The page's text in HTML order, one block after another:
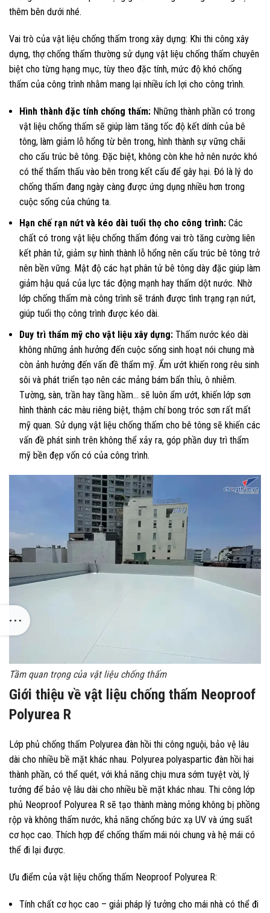
thêm bên dưới nhé.
Vai trò của vật liệu chống thấm trong xây dựng: Khi thi công xây
dựng, thợ chống thấm thường sử dụng vật liệu chống thấm chuyên
biệt cho từng hạng mục, tùy theo đặc tính, mức độ khó chống
thấm của công trình nhằm mang lại nhiều ích lợi cho công trình.
Hình thành đặc tính chống thấm: Những thành phần có trong
vật liệu chống thấm sẽ giúp làm tăng tốc độ kết dính của bê
tông, làm giảm lỗ hổng từ bên trong, hình thành sự vững chãi
cho cấu trúc bê tông. Đặc biệt, không còn khe hở nên nước khó
có thể thẩm thấu vào bên trong kết cấu để gây hại. Đó là lý do
chống thấm đang ngày càng được ứng dụng nhiều hơn trong
cuộc sống của chúng ta.
Hạn chế rạn nứt và kéo dài tuổi thọ cho công trình: Các
chất có trong vật liệu chống thấm đóng vai trò tăng cường liên
kết phân tử, giảm sự hình thành lỗ hổng nên cấu trúc bê tông trở
nên bền vững. Mật độ các hạt phân tử bê tông dày đặc giúp làm
giảm hậu quả của lực tác động mạnh hay thấm dột nước. Nhờ
lớp chống thấm mà công trình sẽ tránh được tình trạng rạn nứt,
giúp tuổi thọ công trình được kéo dài.
Duy trì thẩm mỹ cho vật liệu xây dựng: Thấm nước kéo dài
không những ảnh hưởng đến cuộc sống sinh hoạt nói chung mà
còn ảnh hưởng đến vấn đề thẩm mỹ. Ẩm ướt khiến rong rêu sinh
sôi và phát triển tạo nên các mảng bám bẩn thỉu, ô nhiễm.
Tường, sàn, trần hay tầng hầm… sẽ luôn ẩm ướt, khiến lớp sơn
hình thành các màu riêng biệt, thậm chí bong tróc sơn rất mất
mỹ quan. Sử dụng vật liệu chống thấm cho bê tông sẽ khiến các
vấn đề phát sinh trên không thể xảy ra, góp phần duy trì thẩm
mỹ bền đẹp vốn có của công trình.
Tầm quan trọng của vật liệu chống thấm
Giới thiệu về vật liệu chống thấm Neoproof
Polyurea R
Lớp phủ chống thấm Polyurea đàn hồi thi công nguội, bảo vệ lâu
dài cho nhiều bề mặt khác nhau. Polyurea polyaspartic đàn hồi hai
thành phần, có thể quét, với khả năng chịu mưa sớm tuyệt vời, lý
tưởng để bảo vệ lâu dài cho nhiều bề mặt khác nhau. Thi công lớp
phủ Neoproof Polyurea R sẽ tạo thành màng mỏng không bị phồng
rộp và không thấm nước, khả năng chống bức xạ UV và ứng suất
cơ học cao. Thích hợp để chống thấm mái nói chung và hệ mái có
thể đi lại được.
Ưu điểm của vật liệu chống thấm Neoproof Polyurea R:
Tính chất cơ học cao – giải pháp lý tưởng cho mái nhà có thể đi